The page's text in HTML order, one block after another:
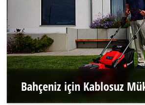
Bahçeniz için Kablosuz